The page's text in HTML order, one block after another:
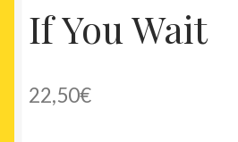
If You Wait
22,50€